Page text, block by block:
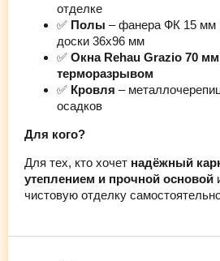
отделке
✅ Полы – фанера ФК 15 мм
доски 36х96 мм
✅ Окна Rehau Grazio 70
терморазрывом
✅ Кровля –
осадков
Для кого?
Для тех, кто хочет надёжный
утеплением и прочной основой
чистовую отделку